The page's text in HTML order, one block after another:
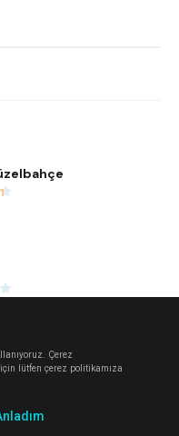
Çerez
lütfen çerez politikamıza